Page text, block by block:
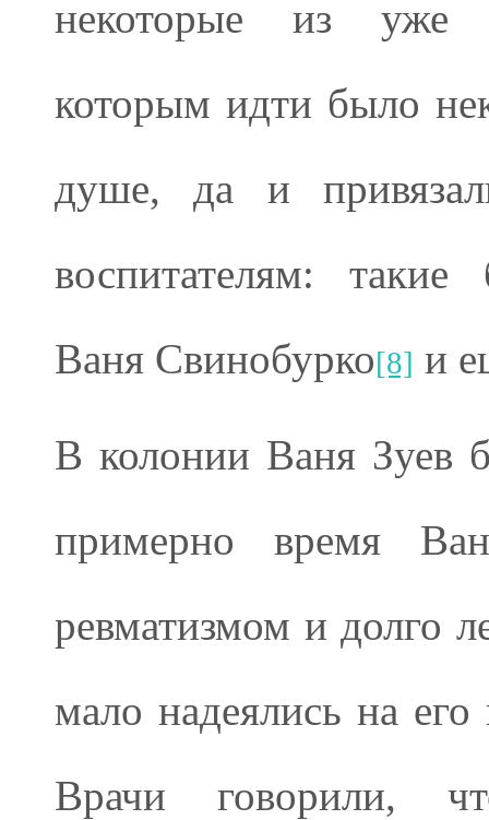
некоторые из уже
которым идти было
душе, да и
воспитателям:
Ваня Свинобурко[8] и
В колонии Ваня Зуев
примерно время
ревматизмом и долго
мало надеялись на
Врачи говорили,